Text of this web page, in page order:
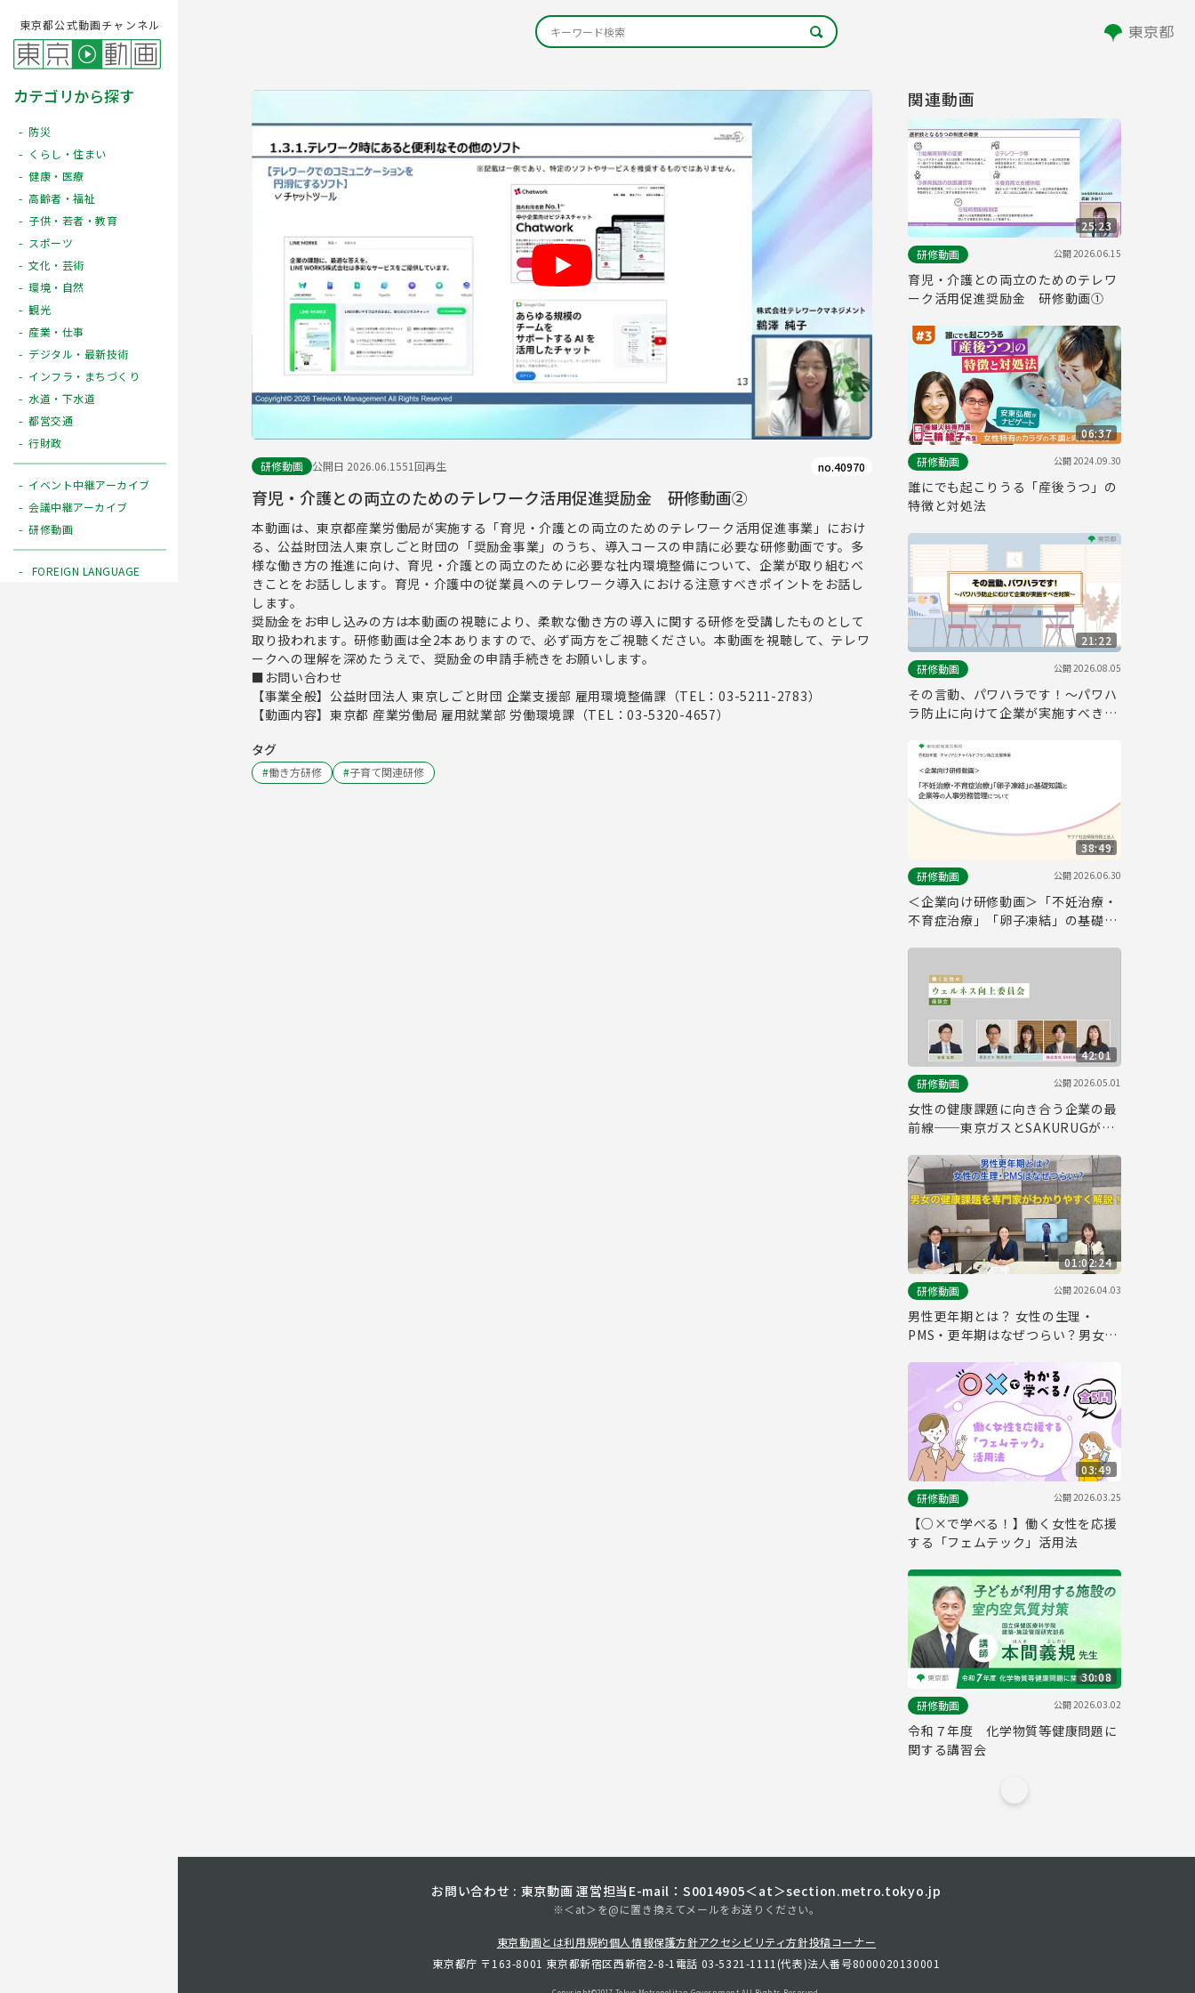
東京都公式動画チャンネル
カテゴリから探す
防災
くらし・住まい
健康・医療
高齢者・福祉
子供・若者・教育
スポーツ
文化・芸術
環境・自然
観光
産業・仕事
デジタル・最新技術
インフラ・まちづくり
水道・下水道
都営交通
行財政
イベント中継アーカイブ
会議中継アーカイブ
研修動画
FOREIGN LANGUAGE
研修動画 公開日 2026.06.1551回再生 no.40970
育児・介護との両立のためのテレワーク活用促進奨励金 研修動画②
本動画は、東京都産業労働局が実施する「育児・介護との両立のためのテレワーク活用促進事業」におけ
る、公益財団法人東京しごと財団の「奨励金事業」のうち、導入コースの申請に必要な研修動画です。多
様な働き方の推進に向け、育児・介護との両立のために必要な社内環境整備について、企業が取り組むべ
きことをお話しします。育児・介護中の従業員へのテレワーク導入における注意すべきポイントをお話し
します。
奨励金をお申し込みの方は本動画の視聴により、柔軟な働き方の導入に関する研修を受講したものとして
取り扱われます。研修動画は全2本ありますので、必ず両方をご視聴ください。本動画を視聴して、テレワ
ークへの理解を深めたうえで、奨励金の申請手続きをお願いします。
■お問い合わせ
【事業全般】公益財団法人 東京しごと財団 企業支援部 雇用環境整備課（TEL：03-5211-2783）
【動画内容】東京都 産業労働局 雇用就業部 労働環境課（TEL：03-5320-4657）
タグ
#働き方研修 #子育て関連研修
関連動画
25:23
研修動画
公開2026.06.15
育児・介護との両立のためのテレワ
ーク活用促進奨励金 研修動画①
06:37
研修動画
公開2024.09.30
誰にでも起こりうる「産後うつ」の
特徴と対処法
21:22
研修動画
公開2026.08.05
その言動、パワハラです！～パワハ
ラ防止に向けて企業が実施すべき対
38:49
研修動画
公開2026.06.30
＜企業向け研修動画＞「不妊治療・
不育症治療」「卵子凍結」の基礎知
42:01
研修動画
公開2026.05.01
女性の健康課題に向き合う企業の最
前線──東京ガスとSAKURUGが語
座談会
01:02:24
研修動画
公開2026.04.03
男性更年期とは？ 女性の生理・
PMS・更年期はなぜつらい？男女の
説！
03:49
研修動画
公開2026.03.25
【○×で学べる！】働く女性を応援
する「フェムテック」活用法
30:08
研修動画
公開2026.03.02
令和７年度 化学物質等健康問題に
関する講習会
お問い合わせ : 東京動画 運営担当 E-mail：S0014905＜at＞section.metro.tokyo.jp
※＜at＞を@に置き換えてメールをお送りください。
東京動画とは利用規約個人情報保護方針アクセシビリティ方針投稿コーナー
東京都庁 〒163-8001 東京都新宿区西新宿2-8-1 電話 03-5321-1111(代表)法人番号8000020130001